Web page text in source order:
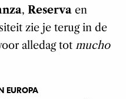
, Reservaen
zie je terug in de
alledag tot mucho
EUROPA